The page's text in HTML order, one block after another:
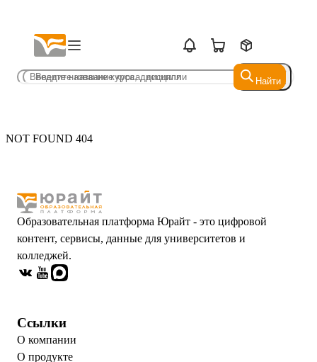
Найти
Найти
NOT FOUND 404
Образовательная платформа Юрайт - это цифровой
контент, сервисы, данные для университетов и
колледжей.
Ссылки
О компании
О продукте